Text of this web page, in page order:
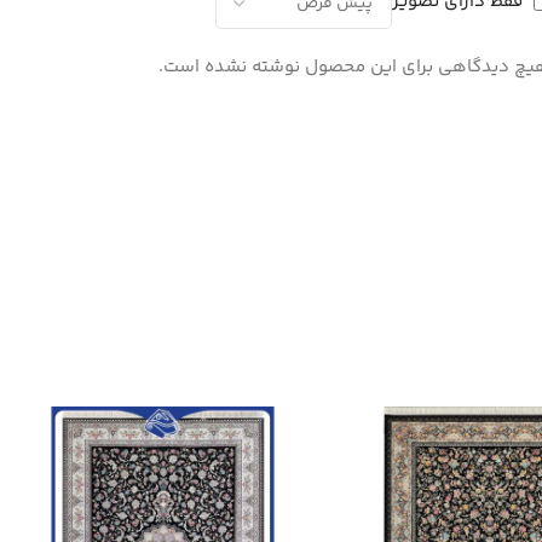
دیدگاهی برای این محصول نوشته نشده است.